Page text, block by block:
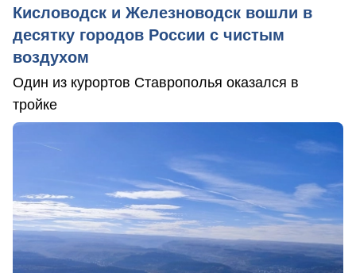
Кисловодск и Железноводск вошли в
десятку городов России с чистым
воздухом
Один из курортов Ставрополья оказался в
тройке